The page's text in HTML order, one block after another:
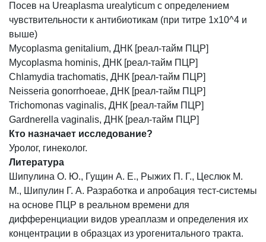
Посев на Ureaplasma urealyticum с определением
чувствительности к антибиотикам (при титре 1х10^4 и
выше)
Mycoplasma genitalium, ДНК [реал-тайм ПЦР]
Mycoplasma hominis, ДНК [реал-тайм ПЦР]
Chlamydia trachomatis, ДНК [реал-тайм ПЦР]
Neisseria gonorrhoeae, ДНК [реал-тайм ПЦР]
Trichomonas vaginalis, ДНК [реал-тайм ПЦР]
Gardnerella vaginalis, ДНК [реал-тайм ПЦР]
Кто назначает исследование?
Уролог, гинеколог.
Литература
Шипулина О. Ю., Гущин А. Е., Рыжих П. Г., Цеслюк М.
М., Шипулин Г. А. Разработка и апробация тест-системы
на основе ПЦР в реальном времени для
дифференциации видов уреаплазм и определения их
концентрации в образцах из урогенитального тракта.